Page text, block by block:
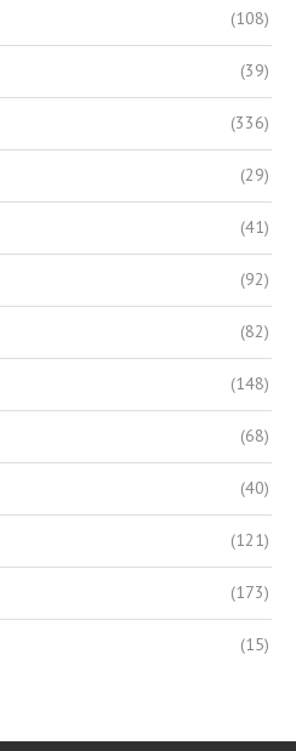
(108)
(39)
(336)
(29)
(41)
(92)
(82)
(148)
(68)
(40)
(121)
(173)
(15)